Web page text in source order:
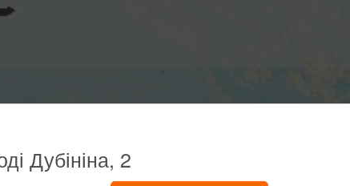
Дубініна, 2